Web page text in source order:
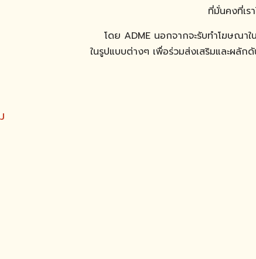
ที่มั่นคงที่เร
โดย ADME นอกจากจะรับทำโฆษณ
ในรูปแบบต่างๆ เพื่อร่วมส่งเสริมและผลัก